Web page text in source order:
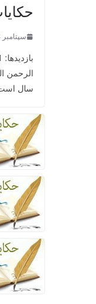
سپتامبر 23, 2025
سال